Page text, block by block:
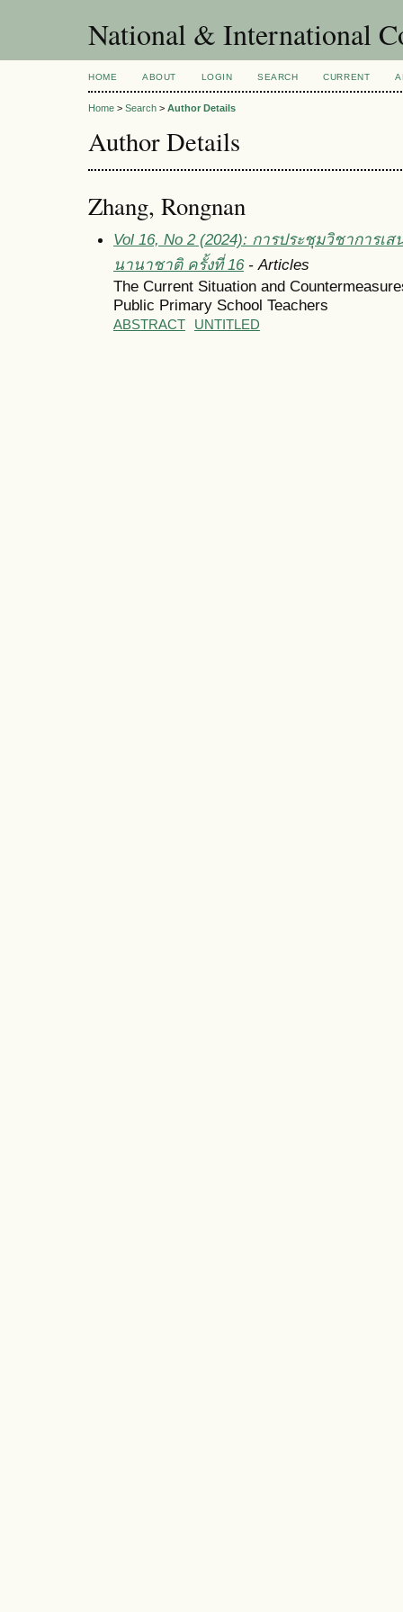
National & International
HOME ABOUT LOGIN SEARCH CURRENT
Home > Search > Author Details
Author Details
Zhang, Rongnan
Vol 16, No 2 (2024): การประชุมวิชาการเ
นานาชาติ ครั้งที่ 16- Articles
The Current Situation and
Public Primary School Teachers
ABSTRACT UNTITLED